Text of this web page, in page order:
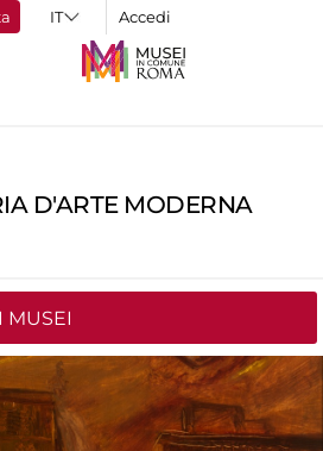
Accedi
D'ARTE MODERNA
MUSEI